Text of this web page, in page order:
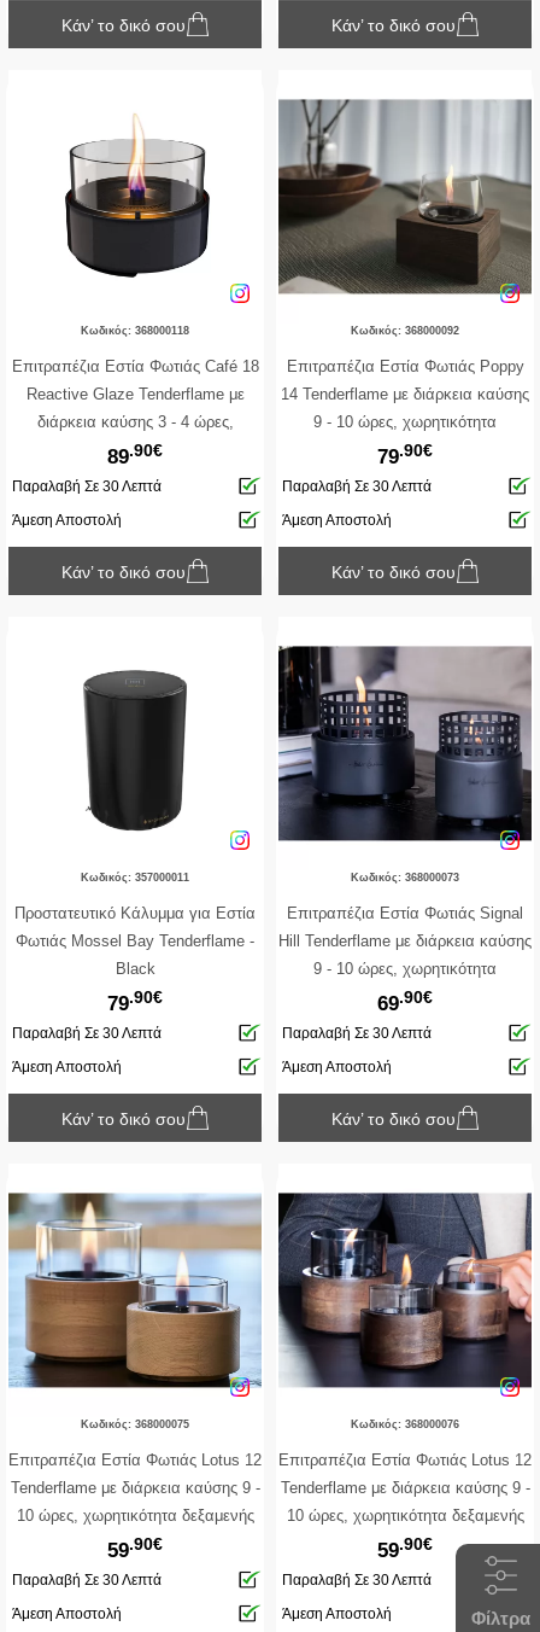
Φίλτρα
Κάν’ το δικό σου Κάν’ το δικό σου
Κωδικός: 368000118
Επιτραπέζια Εστία Φωτιάς Café 18
Reactive Glaze Tenderflame με
διάρκεια καύσης 3 - 4 ώρες,
χωρητικότητα δεξαμενής 250ml και
διαστάσεις 18.2x13.5cm - Black
89.90€
Παραλαβή Σε 30 Λεπτά
Άμεση Αποστολή
Κάν’ το δικό σου
Κωδικός: 368000092
Επιτραπέζια Εστία Φωτιάς Poppy
14 Tenderflame με διάρκεια καύσης
9 - 10 ώρες, χωρητικότητα
δεξαμενής 300ml και διαστάσεις
14x14x14.3cm - Black
79.90€
Παραλαβή Σε 30 Λεπτά
Άμεση Αποστολή
Κάν’ το δικό σου
Κωδικός: 357000011
Προστατευτικό Κάλυμμα για Εστία
Φωτιάς Mossel Bay Tenderflame -
Black
79.90€
Παραλαβή Σε 30 Λεπτά
Άμεση Αποστολή
Κάν’ το δικό σου
Κωδικός: 368000073
Επιτραπέζια Εστία Φωτιάς Signal
Hill Tenderflame με διάρκεια καύσης
9 - 10 ώρες, χωρητικότητα
δεξαμενής 300ml και διαστάσεις
12x14cm - Black
69.90€
Παραλαβή Σε 30 Λεπτά
Άμεση Αποστολή
Κάν’ το δικό σου
Κωδικός: 368000075
Επιτραπέζια Εστία Φωτιάς Lotus 12
Tenderflame με διάρκεια καύσης 9 -
10 ώρες, χωρητικότητα δεξαμενής
300ml και διαστάσεις 12x12.5cm -
Natural
59.90€
Παραλαβή Σε 30 Λεπτά
Άμεση Αποστολή
Κωδικός: 368000076
Επιτραπέζια Εστία Φωτιάς Lotus 12
Tenderflame με διάρκεια καύσης 9 -
10 ώρες, χωρητικότητα δεξαμενής
300ml και διαστάσεις 12x12.5cm -
Mocha
59.90€
Παραλαβή Σε 30 Λεπτά
Άμεση Αποστολή